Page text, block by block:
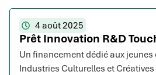
4 août 2025
Prêt Innovation R&D
Un financement dédié aux jeunes
Industries Culturelles et